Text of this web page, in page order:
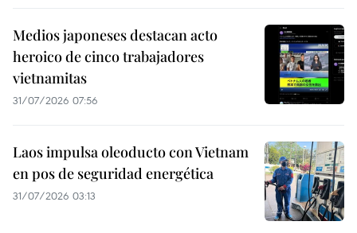
Medios japoneses destacan acto
heroico de cinco trabajadores
vietnamitas
31/07/2026 07:56
Laos impulsa oleoducto con Vietnam
en pos de seguridad energética
31/07/2026 03:13